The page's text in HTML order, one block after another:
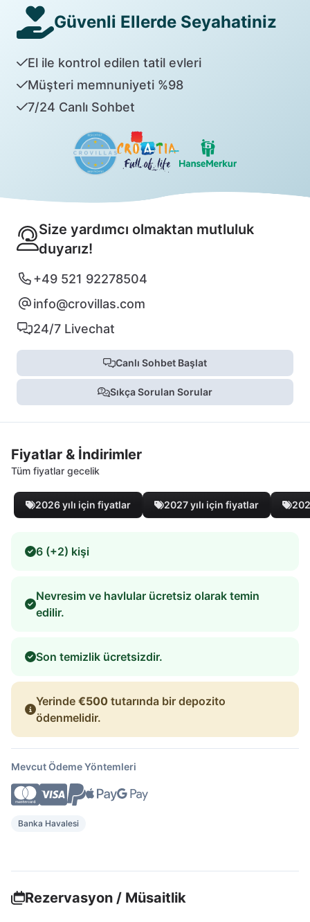
Güvenli Ellerde Seyahatiniz
El ile kontrol edilen tatil evleri
Müşteri memnuniyeti %98
7/24 Canlı Sohbet
Size yardımcı olmaktan mutluluk
duyarız!
+49 521 92278504
info@crovillas.com
24/7 Livechat
Canlı Sohbet Başlat
Sıkça Sorulan Sorular
Fiyatlar & İndirimler
Tüm fiyatlar gecelik
2026 yılı için fiyatlar 2027 yılı için fiyatlar
6 (+2) kişi
Nevresim ve havlular ücretsiz olarak temin
edilir.
Son temizlik ücretsizdir.
Yerinde €500 tutarında bir depozito
ödenmelidir.
Mevcut Ödeme Yöntemleri
Banka Havalesi
Rezervasyon / Müsaitlik